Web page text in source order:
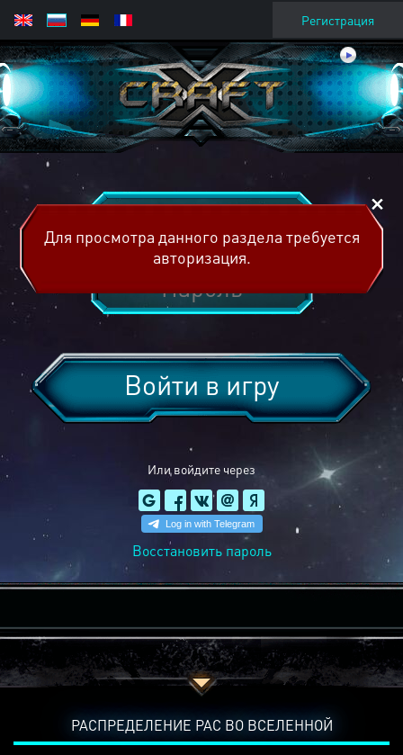
Регистрация
Или войдите через
Войти в игру
Восстановить пароль
Для просмотра данного раздела требуется
авторизация.
РАСПРЕДЕЛЕНИЕ РАС ВО ВСЕЛЕННОЙ